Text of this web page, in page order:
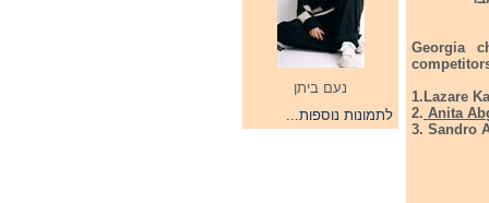
נעם ביתן
לתמונות נוספות...
Georgia
1.Lazare
2. Anita
3. Sandro